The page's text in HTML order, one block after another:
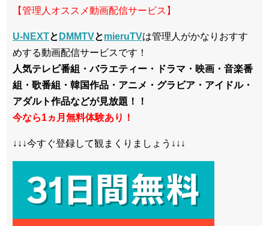
【管理人オススメ動画配信サービス】
U-NEXTと DMMTVとmieruTVは管理人がかなりおすす
めする動画配信サービスです！
人気テレビ番組・バラエティー・ドラマ・映画・音楽番
組・歌番組・韓国作品・アニメ・グラビア・アイドル・
アダルト作品などが見放題！！
今なら1ヵ月無料体験あり！
↓↓↓今すぐ登録して観まくりましょう↓↓↓